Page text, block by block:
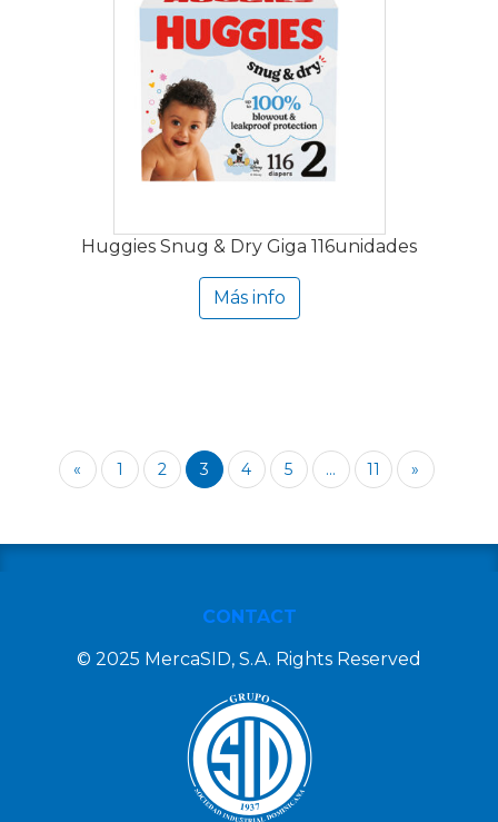
Huggies Snug & Dry Giga 116unidades
Más info
« 1 2 3 4 5 ... 11 »
CONTACT
© 2025 MercaSID, S.A. Rights Reserved